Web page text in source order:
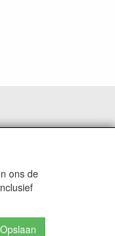
ons de
Opslaan